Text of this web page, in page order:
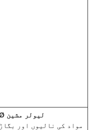
Ø لیولر مشین
مواد کی نالیوں اور بگاڑ